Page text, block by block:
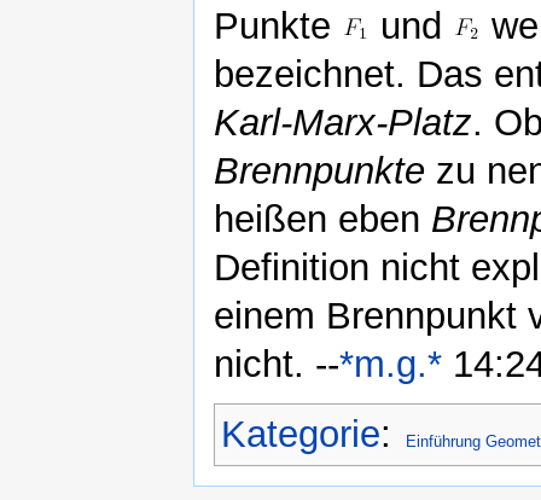
Punkte
und
bezeichnet. Das
Karl-Marx-Platz.
Brennpunkte zu
heißen eben
Definition nicht
einem Brennpunkt
nicht. --*m.g.*
Kategorie: Einführung